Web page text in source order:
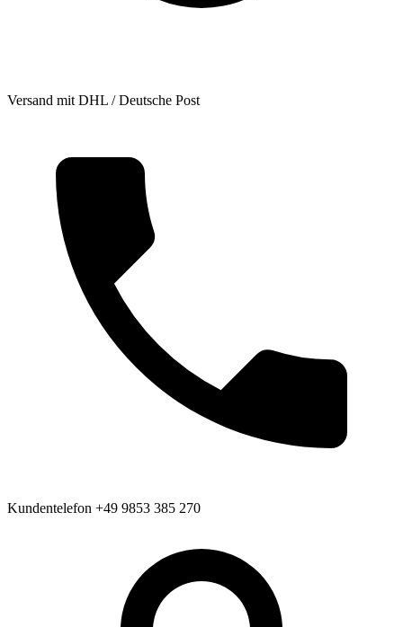
Versand mit DHL / Deutsche Post
Kundentelefon +49 9853 385 270